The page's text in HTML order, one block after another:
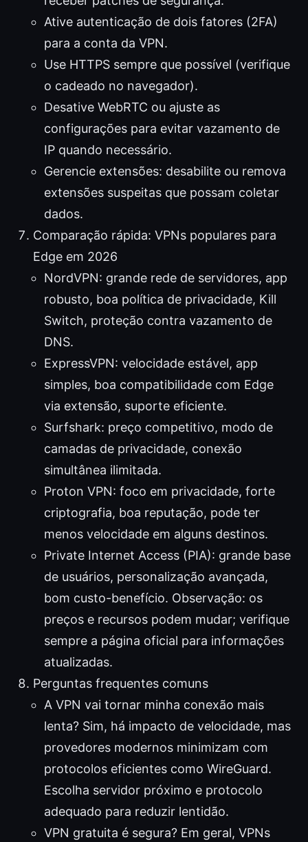
Ative autenticação de dois fatores (2FA)
para a conta da VPN.
Use HTTPS sempre que possível (verifique
o cadeado no navegador).
Desative WebRTC ou ajuste as
configurações para evitar vazamento de
IP quando necessário.
Gerencie extensões: desabilite ou remova
extensões suspeitas que possam coletar
dados.
Comparação rápida: VPNs populares para
Edge em 2026
NordVPN: grande rede de servidores, app
robusto, boa política de privacidade, Kill
Switch, proteção contra vazamento de
DNS.
ExpressVPN: velocidade estável, app
simples, boa compatibilidade com Edge
via extensão, suporte eficiente.
Surfshark: preço competitivo, modo de
camadas de privacidade, conexão
simultânea ilimitada.
Proton VPN: foco em privacidade, forte
criptografia, boa reputação, pode ter
menos velocidade em alguns destinos.
Private Internet Access (PIA): grande base
de usuários, personalização avançada,
bom custo-benefício. Observação: os
preços e recursos podem mudar; verifique
sempre a página oficial para informações
atualizadas.
Perguntas frequentes comuns
A VPN vai tornar minha conexão mais
lenta? Sim, há impacto de velocidade, mas
provedores modernos minimizam com
protocolos eficientes como WireGuard.
Escolha servidor próximo e protocolo
adequado para reduzir lentidão.
VPN gratuita é segura? Em geral, VPNs